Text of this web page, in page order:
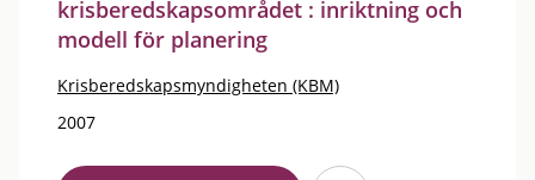
krisberedskapsområdet : inriktning och
modell för planering
Krisberedskapsmyndigheten (KBM)
2007